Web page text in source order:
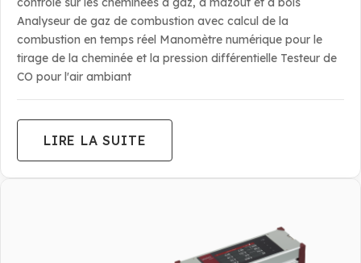
Analyseur de gaz de combustion avec calcul de la
combustion en temps réel Manomètre numérique pour le
tirage de la cheminée et la pression différentielle Testeur de
CO pour l'air ambiant
LIRE LA SUITE